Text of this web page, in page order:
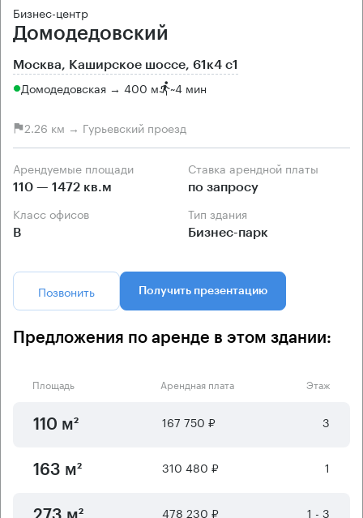
Бизнес-центр
Домодедовский
Москва, Каширское шоссе, 61к4 с1
Домодедовская → 400 м ~4 мин
2.26 км → Гурьевский проезд
Арендуемые площади
110 — 1472 кв.м
Ставка арендной платы
по запросу
Класс офисов
B
Тип здания
Бизнес-парк
Позвонить Получить презентацию
Предложения по аренде в этом здании:
Площадь Арендная плата Этаж
110 м² 167 750 ₽ 3
163 м² 310 480 ₽ 1
478 230 ₽ 1 - 3